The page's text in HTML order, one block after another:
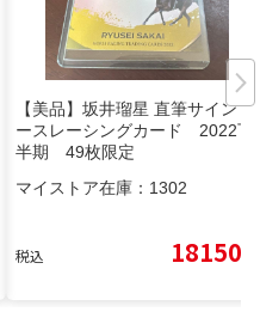
【美品】坂井瑠星 直筆サイン ホ
ースレーシングカード 2022下
半期 49枚限定
マイストア在庫： 1302
税込 18150